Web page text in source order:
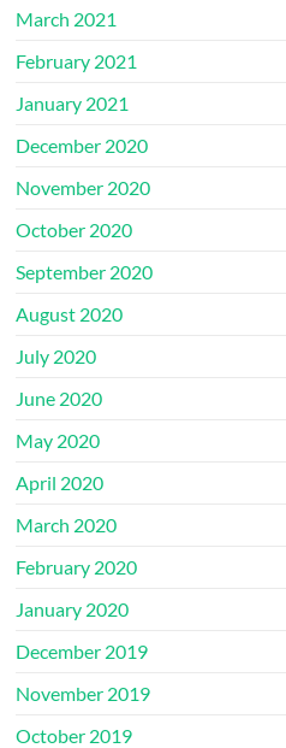
March 2021
February 2021
January 2021
December 2020
November 2020
October 2020
September 2020
August 2020
July 2020
June 2020
May 2020
April 2020
March 2020
February 2020
January 2020
December 2019
November 2019
October 2019